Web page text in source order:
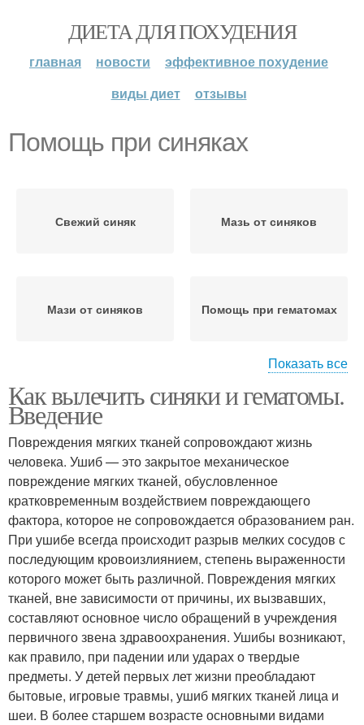
ДИЕТА ДЛЯ ПОХУДЕНИЯ
главная новости
эффективное похудение
виды диет
отзывы
Помощь при синяках
Свежий синяк Мазь от синяков
Мази от синяков Помощь при гематомах
Помощь при ушибе Синяк под глазом
Фиолетовый синяк Синяк на веке
Показать все
Как вылечить синяки и гематомы.
Введение
Повреждения мягких тканей сопровождают жизнь
человека. Ушиб — это закрытое механическое
повреждение мягких тканей, обусловленное
кратковременным воздействием повреждающего
фактора, которое не сопровождается образованием ран.
При ушибе всегда происходит разрыв мелких сосудов с
последующим кровоизлиянием, степень выраженности
которого может быть различной. Повреждения мягких
тканей, вне зависимости от причины, их вызвавших,
составляют основное число обращений в учреждения
первичного звена здравоохранения. Ушибы возникают,
как правило, при падении или ударах о твердые
предметы. У детей первых лет жизни преобладают
бытовые, игровые травмы, ушиб мягких тканей лица и
шеи. В более старшем возрасте основными видами